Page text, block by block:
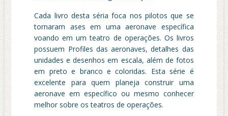
Cada livro desta séria foca nos pilotos que se
tornaram ases em uma aeronave específica
voando em um teatro de operações. Os livros
possuem Profiles das aeronaves, detalhes das
unidades e desenhos em escala, além de fotos
em preto e branco e coloridas. Esta série é
excelente para quem planeja construir uma
aeronave em específico ou mesmo conhecer
melhor sobre os teatros de operações.